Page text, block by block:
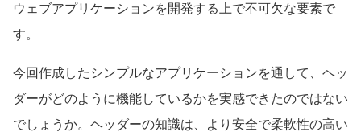
ウェブアプリケーションを開発する上で不可欠な要素で
す。
今回作成したシンプルなアプリケーションを通して、ヘッ
ダーがどのように機能しているかを実感できたのではない
でしょうか。ヘッダーの知識は、より安全で柔軟性の高い